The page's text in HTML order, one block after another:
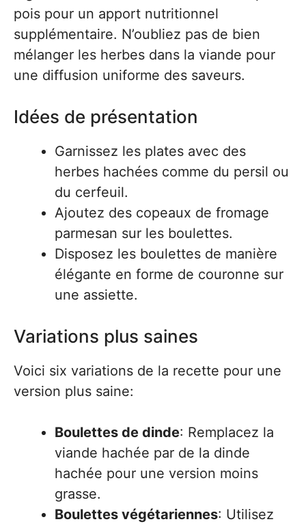
pois pour un apport nutritionnel
supplémentaire. N’oubliez pas de bien
mélanger les herbes dans la viande pour
une diffusion uniforme des saveurs.
Idées de présentation
Garnissez les plates avec des
herbes hachées comme du persil ou
du cerfeuil.
Ajoutez des copeaux de fromage
parmesan sur les boulettes.
Disposez les boulettes de manière
élégante en forme de couronne sur
une assiette.
Variations plus saines
Voici six variations de la recette pour une
version plus saine:
Boulettes de dinde: Remplacez la
viande hachée par de la dinde
hachée pour une version moins
grasse.
Boulettes végétariennes: Utilisez